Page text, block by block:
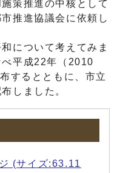
策推進の中核として
推進協議会に依頼し
について考えてみま
平成22年（2010
するとともに、市立
しました。
(サイズ:63.11